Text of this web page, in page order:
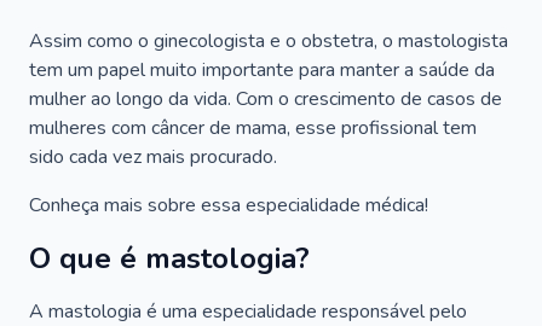
Assim como o ginecologista e o obstetra, o mastologista
tem um papel muito importante para manter a saúde da
mulher ao longo da vida. Com o crescimento de casos de
mulheres com câncer de mama, esse profissional tem
sido cada vez mais procurado.
Conheça mais sobre essa especialidade médica!
O que é mastologia?
A mastologia é uma especialidade responsável pelo